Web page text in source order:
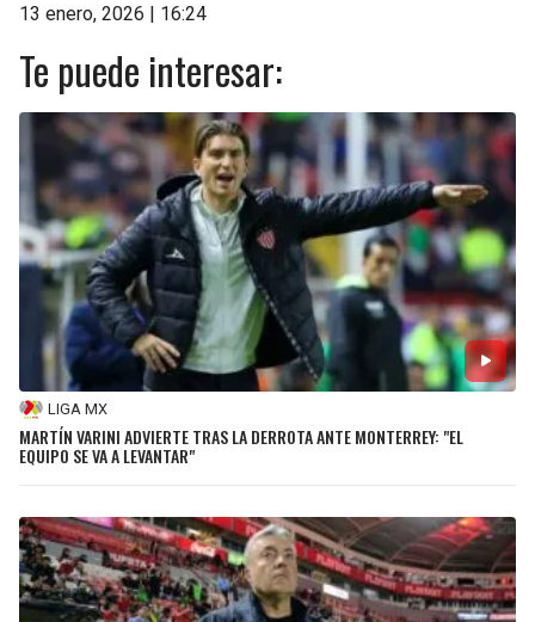
13 enero, 2026 | 16:24
Te puede interesar:
LIGA MX
MARTÍN VARINI ADVIERTE TRAS LA DERROTA ANTE MONTERREY: "EL
EQUIPO SE VA A LEVANTAR"